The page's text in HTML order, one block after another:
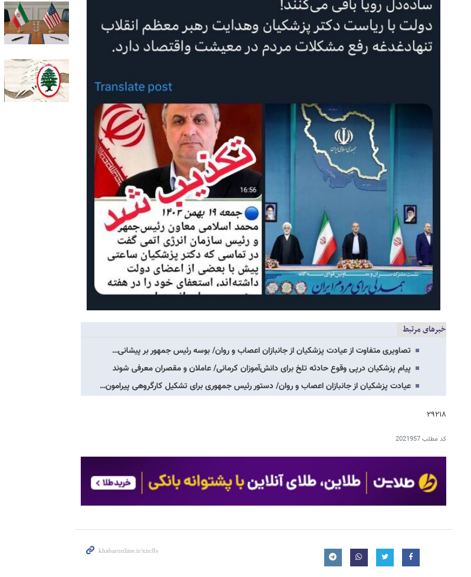
خبرهای مرتبط
تصاویری متفاوت از عیادت پزشکیان از جانبازان اعصاب و روان/ بوسه رئیس جمهور بر پیشانی…
پیام پزشکیان درپی وقوع حادثه تلخ برای دانش‌آموزان کرمانی/ عاملان و مقصران معرفی شوند
عیادت پزشکیان از جانبازان اعصاب و روان/ دستور رئیس جمهوری برای تشکیل کارگروهی پیرامون…
۲۹۲۱۸
کد مطلب2021957